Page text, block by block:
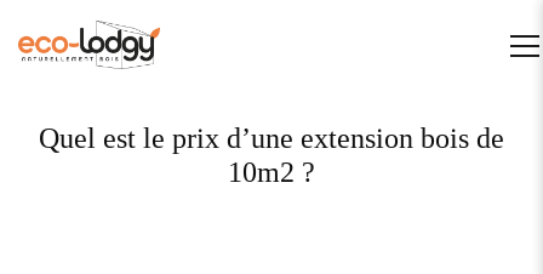
Quel est le prix d’une extension bois de
10m2 ?